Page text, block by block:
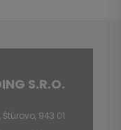
S.R.O.
943 01